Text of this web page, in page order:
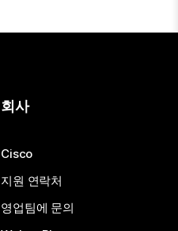
회사
Cisco
지원 연락처
영업팀에 문의